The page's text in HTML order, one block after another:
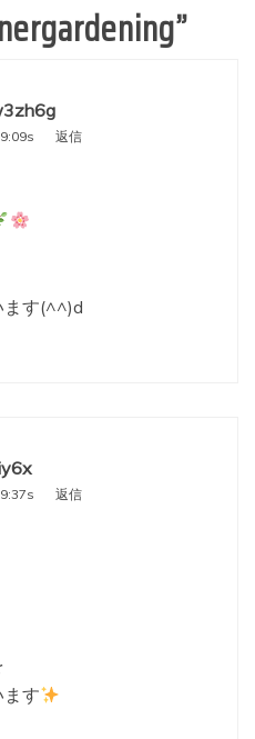
”
返信
ます(^^)d
返信
す